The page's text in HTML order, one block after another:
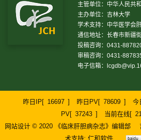
主管单位：中华人民共
主办单位：吉林大学
学术支持：中华医学会
通信地址：长春市新疆
投稿咨询：0431-
审稿咨询：0431-
电子信箱：
昨日IP[ 16697 ] 昨日PV[ 78609 ] 今
PV[ 37243 ] 当前在线[
网站设计 © 2020 《临床肝胆病杂志》编辑部
术支持: 仁和软件